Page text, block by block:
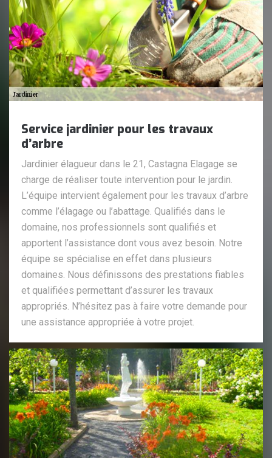
Service jardinier pour les travaux
d’arbre
Jardinier élagueur dans le 21, Castagna Elagage se
charge de réaliser toute intervention pour le jardin.
L’équipe intervient également pour les travaux d’arbre
comme l’élagage ou l’abattage. Qualifiés dans le
domaine, nos professionnels sont qualifiés et
apportent l’assistance dont vous avez besoin. Notre
équipe se spécialise en effet dans plusieurs
domaines. Nous définissons des prestations fiables
et qualifiées permettant d’assurer les travaux
appropriés. N’hésitez pas à faire votre demande pour
une assistance appropriée à votre projet.